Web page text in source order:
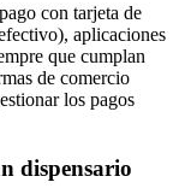
con tarjeta de
aplicaciones
que cumplan
de comercio
los pagos
dispensario